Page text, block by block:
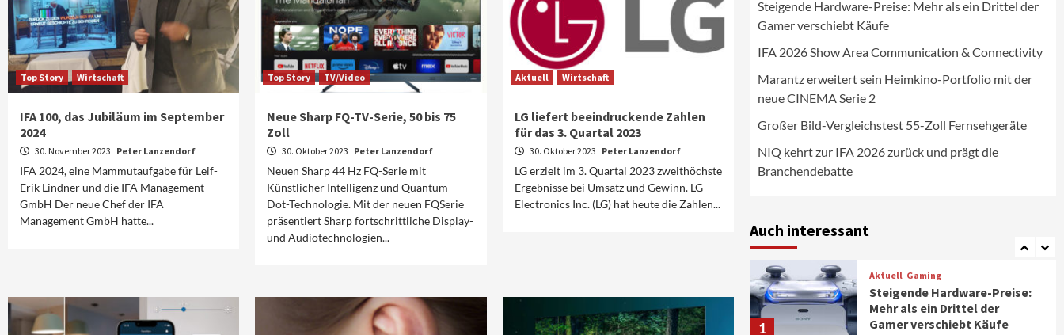
Top Story Wirtschaft
IFA 100, das Jubiläum im September
2024
30. November 2023 Peter Lanzendorf
IFA 2024, eine Mammutaufgabe für Leif-
Erik Lindner und die IFA Management
GmbH Der neue Chef der IFA
Management GmbH hatte...
Top Story TV/Video
Neue Sharp FQ-TV-Serie, 50 bis 75
Zoll
30. Oktober 2023 Peter Lanzendorf
Neuen Sharp 44 Hz FQ-Serie mit
Künstlicher Intelligenz und Quantum-
Dot-Technologie. Mit der neuen FQSerie
präsentiert Sharp fortschrittliche Display-
und Audiotechnologien...
Aktuell Wirtschaft
LG liefert beeindruckende Zahlen
für das 3. Quartal 2023
30. Oktober 2023 Peter Lanzendorf
LG erzielt im 3. Quartal 2023 zweithöchste
Ergebnisse bei Umsatz und Gewinn. LG
Electronics Inc. (LG) hat heute die Zahlen...
Steigende Hardware-Preise: Mehr als ein Drittel der
Gamer verschiebt Käufe
IFA 2026 Show Area Communication & Connectivity
Marantz erweitert sein Heimkino-Portfolio mit der
neue CINEMA Serie 2
Großer Bild-Vergleichstest 55-Zoll Fernsehgeräte
NIQ kehrt zur IFA 2026 zurück und prägt die
Branchendebatte
Auch interessant
5
Wirtschaft
NIQ kehrt zur IFA 2026 zurück
Branchendebatte
6
Aktuell
in strategisch wichtigen
Märkten aus
7
Ventilatoren
1
Aktuell Gaming
Steigende Hardware-Preise:
Mehr als ein Drittel der
Gamer verschiebt Käufe